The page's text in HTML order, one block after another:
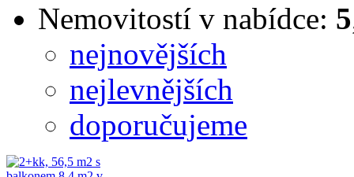
Nemovitostí v nabídce: 5
nejnovějších
nejlevnějších
doporučujeme